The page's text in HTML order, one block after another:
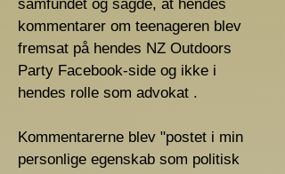
samfundet og sagde, at hendes
kommentarer om teenageren blev
fremsat på hendes NZ Outdoors
Party Facebook-side og ikke i
hendes rolle som advokat .
Kommentarerne blev "postet i min
personlige egenskab som politisk